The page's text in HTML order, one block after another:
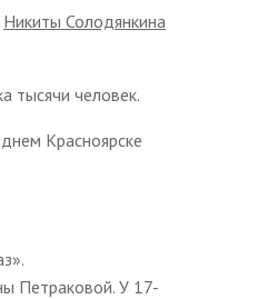
Никиты Солодянкина
тысячи человек.
Красноярске
Петраковой. У 17-